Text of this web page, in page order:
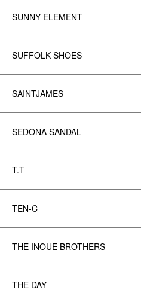
SUNNY ELEMENT
SUFFOLK SHOES
SAINTJAMES
SEDONA SANDAL
T.T
TEN-C
THE INOUE BROTHERS
THE DAY